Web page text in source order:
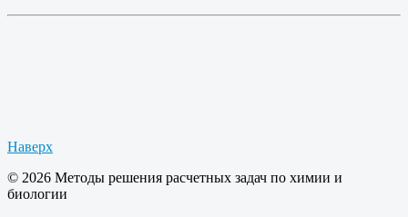
Наверх
© 2026 Методы решения расчетных задач по химии и
биологии